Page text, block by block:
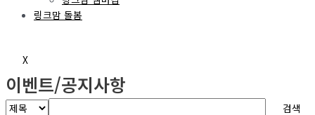
링크맘 돌봄
X
이벤트/공지사항
검색